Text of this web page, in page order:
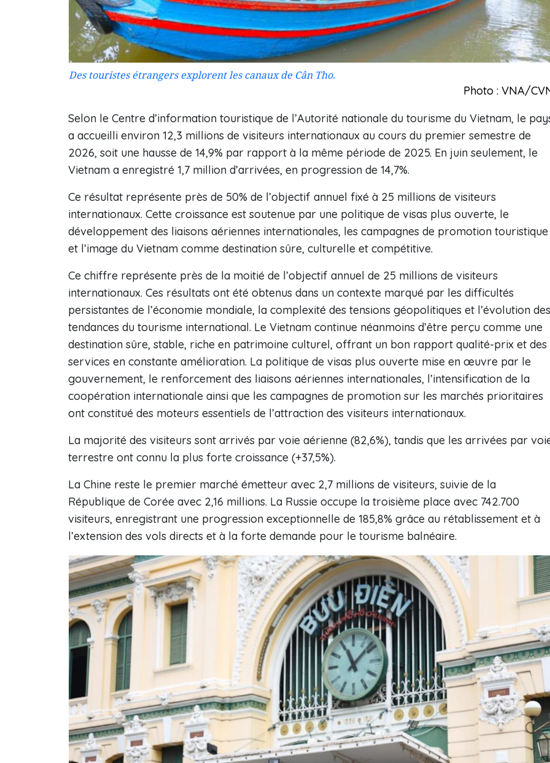
Des touristes étrangers explorent les canaux de Cân Tho.
Photo : VNA/
Selon le Centre d’information touristique de l’Autorité nationale du tourisme du Vietnam, le
a accueilli environ 12,3 millions de visiteurs internationaux au cours du premier semestre de
2026, soit une hausse de 14,9% par rapport à la même période de 2025. En juin seulement, le
Vietnam a enregistré 1,7 million d’arrivées, en progression de 14,7%.
Ce résultat représente près de 50% de l’objectif annuel fixé à 25 millions de visiteurs
internationaux. Cette croissance est soutenue par une politique de visas plus ouverte, le
développement des liaisons aériennes internationales, les campagnes de promotion touristique
et l’image du Vietnam comme destination sûre, culturelle et compétitive.
Ce chiffre représente près de la moitié de l’objectif annuel de 25 millions de visiteurs
internationaux. Ces résultats ont été obtenus dans un contexte marqué par les difficultés
persistantes de l’économie mondiale, la complexité des tensions géopolitiques et l’évolution des
tendances du tourisme international. Le Vietnam continue néanmoins d’être perçu comme une
destination sûre, stable, riche en patrimoine culturel, offrant un bon rapport qualité-prix et des
services en constante amélioration. La politique de visas plus ouverte mise en œuvre par le
gouvernement, le renforcement des liaisons aériennes internationales, l’intensification de la
coopération internationale ainsi que les campagnes de promotion sur les marchés prioritaires
ont constitué des moteurs essentiels de l’attraction des visiteurs internationaux.
La majorité des visiteurs sont arrivés par voie aérienne (82,6%), tandis que les arrivées par
terrestre ont connu la plus forte croissance (+37,5%).
La Chine reste le premier marché émetteur avec 2,7 millions de visiteurs, suivie de la
République de Corée avec 2,16 millions. La Russie occupe la troisième place avec 742.700
visiteurs, enregistrant une progression exceptionnelle de 185,8% grâce au rétablissement et à
l’extension des vols directs et à la forte demande pour le tourisme balnéaire.